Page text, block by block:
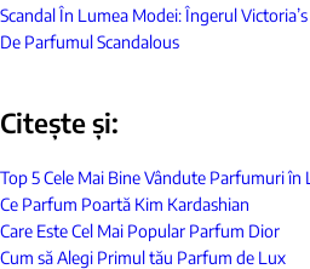
Scandal În Lumea Modei: Îngerul
De Parfumul Scandalous
Citește și:
Top 5 Cele Mai Bine Vândute Parfumuri în
Ce Parfum Poartă Kim Kardashian
Care Este Cel Mai Popular Parfum Dior
Cum să Alegi Primul tău Parfum de Lux